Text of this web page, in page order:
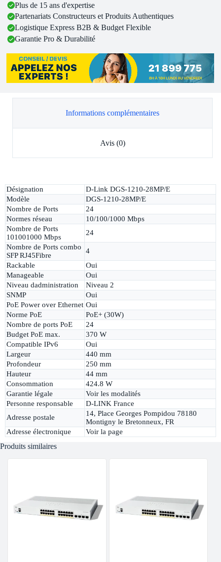
Plus de 15 ans d'expertise
Partenariats Constructeurs et Produits Authentiques
Logistique Express B2B & Budget Flexible
Garantie Pro & Durabilité
Informations complémentaires
Avis (0)
Désignation
D-Link DGS-1210-28MP/E
Modèle
DGS-1210-28MP/E
Nombre de Ports
24
Normes réseau
10/100/1000 Mbps
Nombre de Ports
101001000 Mbps
24
Nombre de Ports combo
SFP RJ45Fibre
4
Rackable
Oui
Manageable
Oui
Niveau dadministration
Niveau 2
SNMP
Oui
PoE Power over Ethernet Oui
Norme PoE
PoE+ (30W)
Nombre de ports PoE
24
Budget PoE max.
370 W
Compatible IPv6
Oui
Largeur
440 mm
Profondeur
250 mm
Hauteur
44 mm
Consommation
424.8 W
Garantie légale
Voir les modalités
Personne responsable
D-LINK France
Adresse postale
14, Place Georges Pompidou 78180
Montigny le Bretonneux, FR
Adresse électronique
Voir la page
Produits similaires